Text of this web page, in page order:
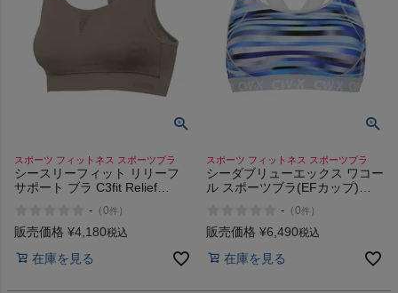
お気に入り
ご利用ガイド
商品レビュー
プロテイン・サプリメントまとめ買い
スポーツ フィットネス スポーツブラ
シースリーフィット リリーフ
サポート ブラ C3fit Relief
- （0件 ）
販売価格 ¥4,180税込
在庫を見る
スポーツ フィットネス スポーツブラ
シーダブリューエックス ワコー
ル スポーツブラ(EFカップ)
- （0件 ）
販売価格 ¥6,490税込
在庫を見る